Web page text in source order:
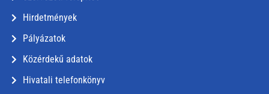
Hirdetmények
Pályázatok
Közérdekű adatok
Hivatali telefonkönyv